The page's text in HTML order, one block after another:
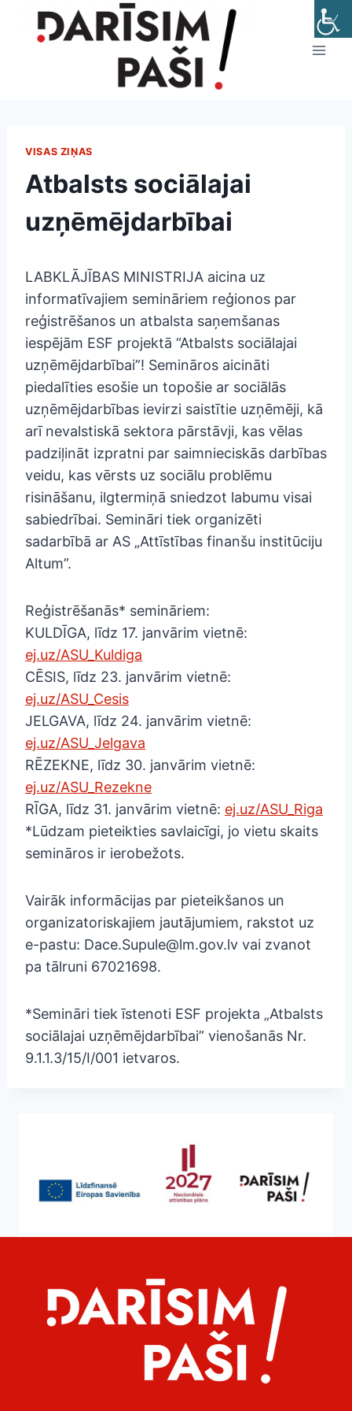
VISAS ZIŅAS
Atbalsts sociālajai
uzņēmējdarbībai
LABKLĀJĪBAS MINISTRIJA aicina uz
informatīvajiem semināriem reģionos par
reģistrēšanos un atbalsta saņemšanas
iespējām ESF projektā “Atbalsts sociālajai
uzņēmējdarbībai”! Semināros aicināti
piedalīties esošie un topošie ar sociālās
uzņēmējdarbības ievirzi saistītie uzņēmēji, kā
arī nevalstiskā sektora pārstāvji, kas vēlas
padziļināt izpratni par saimnieciskās darbības
veidu, kas vērsts uz sociālu problēmu
risināšanu, ilgtermiņā sniedzot labumu visai
sabiedrībai. Semināri tiek organizēti
sadarbībā ar AS „Attīstības finanšu institūciju
Altum”.
Reģistrēšanās* semināriem:
KULDĪGA, līdz 17. janvārim vietnē:
ej.uz/ASU_Kuldiga
CĒSIS, līdz 23. janvārim vietnē:
ej.uz/ASU_Cesis
JELGAVA, līdz 24. janvārim vietnē:
ej.uz/ASU_Jelgava
RĒZEKNE, līdz 30. janvārim vietnē:
ej.uz/ASU_Rezekne
RĪGA, līdz 31. janvārim vietnē: ej.uz/ASU_Riga
*Lūdzam pieteikties savlaicīgi, jo vietu skaits
semināros ir ierobežots.
Vairāk informācijas par pieteikšanos un
organizatoriskajiem jautājumiem, rakstot uz
e-pastu: Dace.Supule@lm.gov.lv vai zvanot
pa tālruni 67021698.
*Semināri tiek īstenoti ESF projekta „Atbalsts
sociālajai uzņēmējdarbībai” vienošanās Nr.
9.1.1.3/15/I/001 ietvaros.